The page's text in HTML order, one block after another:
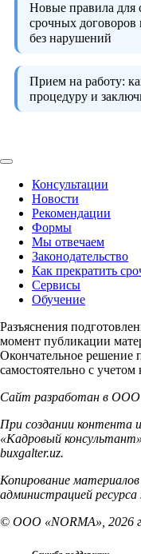
Новые правила для
срочных договоров
без нарушений
Прием на работу:
процедуру и
Консультации
Новости
Рекомендации
Формы
Мы отвечаем
Законодательство
Как прекратить
Сервисы
Обучение
Разъяснения
момент публикации
Окончательное решение
самостоятельно с учетом
Сайт разработан в ООО
При создании контента
«Кадровый
buxgalter.uz.
Копирование материалов
администрацией ресурса
© ООО «NORMA», 2026